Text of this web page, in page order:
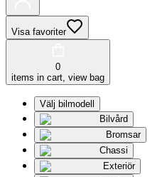
Visa favoriter
0
items in cart, view bag
Välj bilmodell
Bilvård
Bromsar
Chassi
Exteriör